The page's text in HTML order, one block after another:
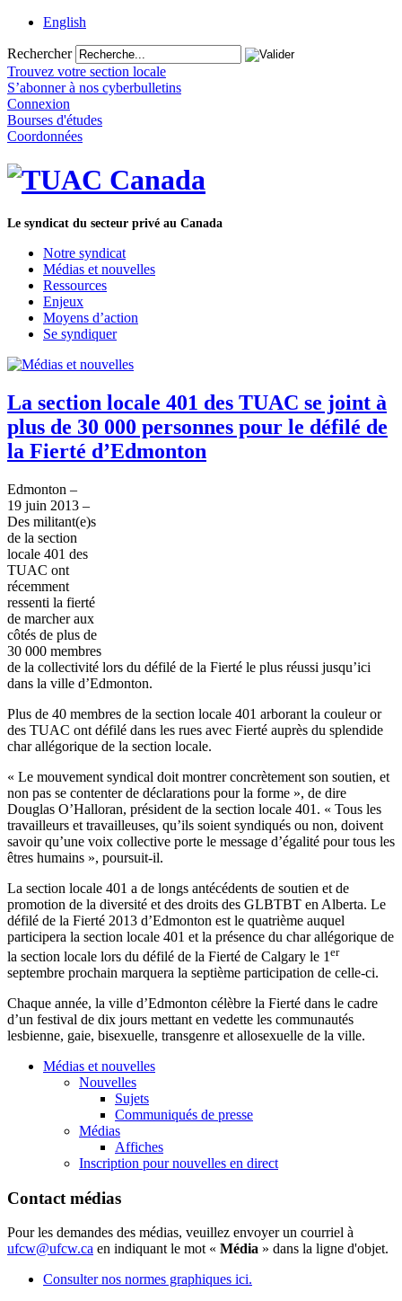
English
Rechercher
Trouvez votre section locale
S’abonner à nos cyberbulletins
Connexion
Bourses d'études
Coordonnées
Le syndicat du secteur privé au Canada
Notre syndicat
Médias et nouvelles
Ressources
Enjeux
Moyens d’action
Se syndiquer
La section locale 401 des TUAC se joint à
plus de 30 000 personnes pour le défilé de
la Fierté d’Edmonton
Edmonton –
19 juin 2013 –
Des militant(e)s
de la section
locale 401 des
TUAC ont
récemment
ressenti la fierté
de marcher aux
côtés de plus de
30 000 membres
de la collectivité lors du défilé de la Fierté le plus réussi jusqu’ici
dans la ville d’Edmonton.
Plus de 40 membres de la section locale 401 arborant la couleuror
des TUAC ont défilé dans les rues avec Fierté auprès du splendide
charallégorique de la section locale.
« Le mouvement syndical doit montrer concrètement son soutien, et
non pas se contenterde déclarations pour la forme », de dire
Douglas O’Halloran, président de la section locale 401. « Tous les
travailleurs et travailleuses, qu’ils soient syndiqués ou non, doivent
savoirqu’une voix collective porte le message d’égalité pourtous les
êtres humains », poursuit-il.
La section locale 401 a de longs antécédents de soutien et de
promotion de la diversité et des droits des GLBTBT en Alberta. Le
défilé de la Fierté 2013 d’Edmonton est le quatrième auquel
participera la section locale 401 et la présence du charallégorique de
la section locale lors du défilé de la Fierté de Calgary le 1 er
septembre prochain marquera la septième participation de celle-ci.
Chaque année, la ville d’Edmonton célèbre la Fierté dans le cadre
d’un festival de dix jours mettant en vedette les communautés
lesbienne, gaie, bisexuelle, transgenre et allosexuelle de la ville.
Médias et nouvelles
Nouvelles
Sujets
Communiqués de presse
Médias
Affiches
Inscription pour nouvelles en direct
Contact médias
Pour les demandes des médias, veuillez envoyer un courriel à
ufcw@ufcw.ca en indiquant le mot « Média » dans la ligne d'objet.
Consulter nos normes graphiques ici.